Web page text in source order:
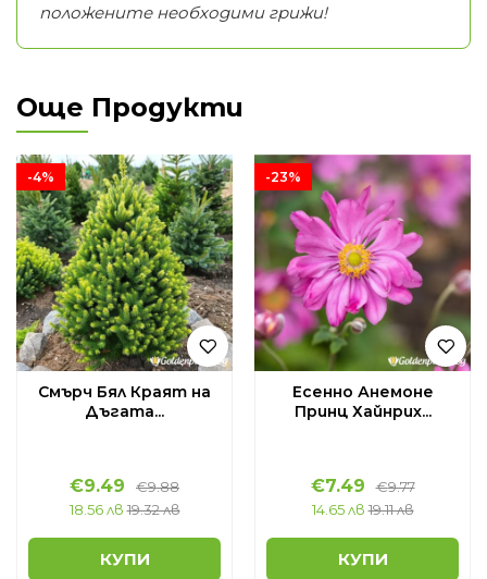
положените необходими грижи!
Още Продукти
-4%
Смърч Бял Краят на
Дъгата...
€9.49 €9.88
18.56 лв 19.32 лв
КУПИ
-23%
Eсенно Анемоне
Принц Хайнрих...
€7.49 €9.77
14.65 лв 19.11 лв
КУПИ